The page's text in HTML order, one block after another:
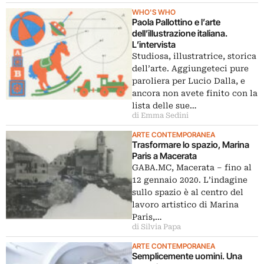
WHO'S WHO
Paola Pallottino e l’arte
dell’illustrazione italiana.
L’intervista
Studiosa, illustratrice, storica
dell’arte. Aggiungeteci pure
paroliera per Lucio Dalla, e
ancora non avete finito con la
lista delle sue…
di Emma Sedini
ARTE CONTEMPORANEA
Trasformare lo spazio, Marina
Paris a Macerata
GABA.MC, Macerata – fino al
12 gennaio 2020. L’indagine
sullo spazio è al centro del
lavoro artistico di Marina
Paris,…
di Silvia Papa
ARTE CONTEMPORANEA
Semplicemente uomini. Una